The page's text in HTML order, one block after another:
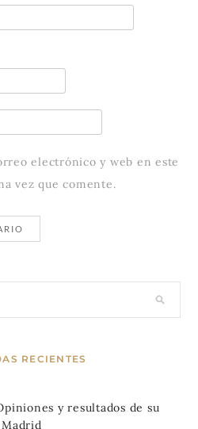
electrónico y web en este
vez que comente.
RECIENTES
y resultados de su